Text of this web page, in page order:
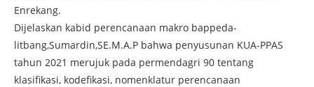
Enrekang.
Dijelaskan kabid perencanaan makro bappeda-
litbang,Sumardin,SE.M.A.P bahwa penyusunan KUA-PPAS
tahun 2021 merujuk pada permendagri 90 tentang
klasifikasi, kodefikasi, nomenklatur perencanaan